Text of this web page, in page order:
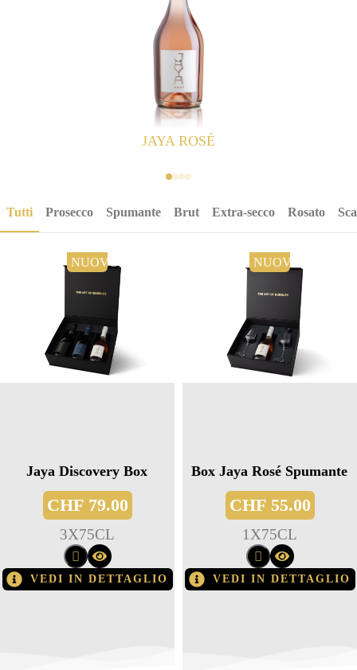
JAYA ROSÉ
Tutti Prosecco Spumante Brut Extra-secco Rosato
NUOVO
Jaya Discovery Box
CHF79.00
3X75CL
VEDI IN DETTAGLIO
NUOVO
Box Jaya Rosé Spumante
CHF55.00
1 X75CL
VEDI IN DETTAGLIO